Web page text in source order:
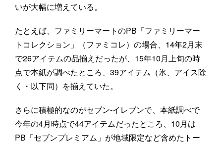
いが大幅に増えている。
たとえば、ファミリーマートのPB「ファミリーマー
トコレクション」（ファミコレ）の場合、14年2月末
で26アイテムの品揃えだったが、15年10月上旬の時
点で本紙が調べたところ、39アイテム（氷、アイス除
く・以下同）を揃えていた。
さらに積極的なのがセブン-イレブンで、本紙調べで
今年の4月時点で44アイテムだったところ、10月は
PB「セブンプレミアム」が地域限定など含めたトー